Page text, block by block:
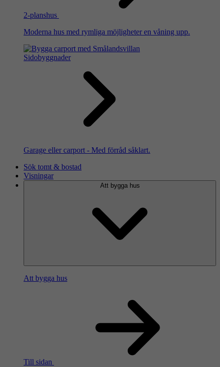
2-planshus
Moderna hus med rymliga möjligheter en våning upp.
Sidobyggnader
Garage eller carport - Med förråd såklart.
Sök tomt & bostad
Visningar
Att bygga hus
Att bygga hus
Till sidan